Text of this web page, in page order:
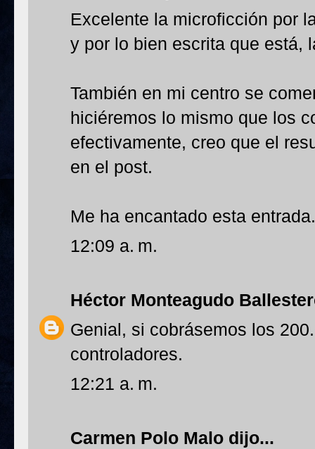
Excelente la microficción por
y por lo bien escrita que está,
También en mi centro se
hiciéremos lo mismo que los
efectivamente, creo que el
en el post.
Me ha encantado esta entrada.
12:09 a. m.
Héctor Monteagudo
Genial, si cobrásemos los
controladores.
12:21 a. m.
Carmen Polo Malo dijo...